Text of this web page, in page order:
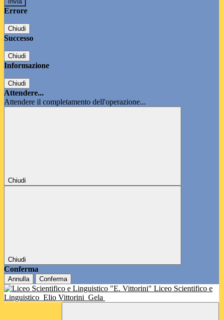
Errore
Chiudi
Successo
Chiudi
Informazione
Chiudi
Attendere...
Attendere il completamento dell'operazione...
Chiudi
Chiudi
Conferma
Annulla Conferma
Liceo Scientifico e
Linguistico Elio Vittorini Gela